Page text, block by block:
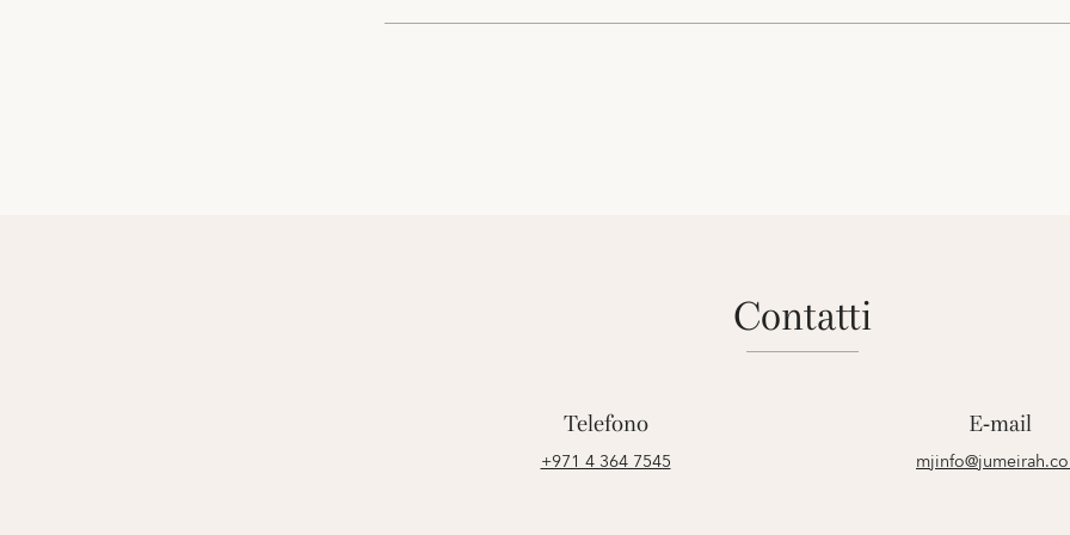
contatti
Telefono
+971 4 364 7545
E-mail